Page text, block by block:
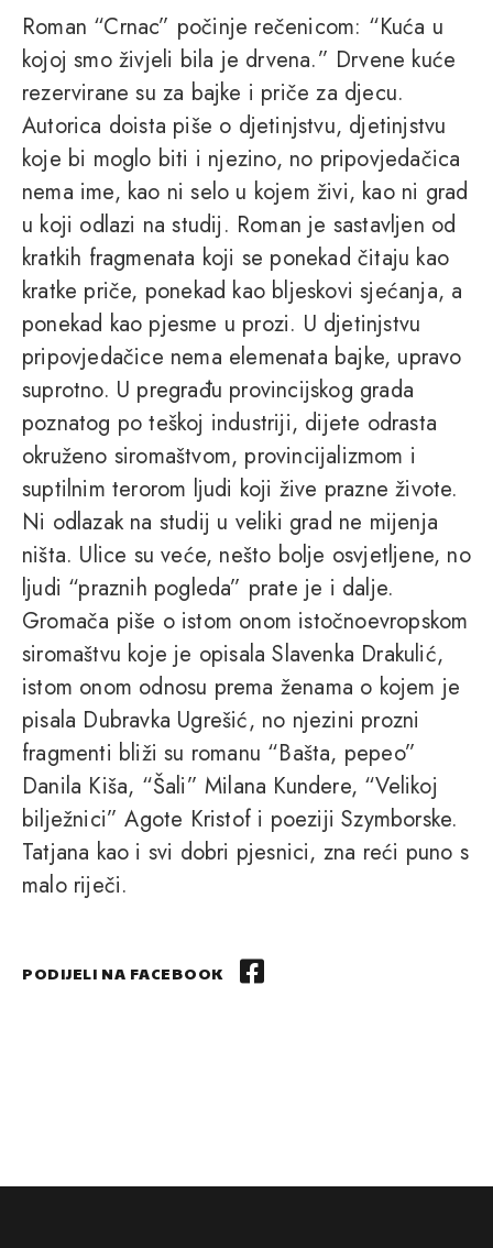
Roman “Crnac” počinje rečenicom: “Kuća u
kojoj smo živjeli bila je drvena.” Drvene kuće
rezervirane su za bajke i priče za djecu.
Autorica doista piše o djetinjstvu, djetinjstvu
koje bi moglo biti i njezino, no pripovjedačica
nema ime, kao ni selo u kojem živi, kao ni grad
u koji odlazi na studij. Roman je sastavljen od
kratkih fragmenata koji se ponekad čitaju kao
kratke priče, ponekad kao bljeskovi sjećanja, a
ponekad kao pjesme u prozi. U djetinjstvu
pripovjedačice nema elemenata bajke, upravo
suprotno. U pregrađu provincijskog grada
poznatog po teškoj industriji, dijete odrasta
okruženo siromaštvom, provincijalizmom i
suptilnim terorom ljudi koji žive prazne živote.
Ni odlazak na studij u veliki grad ne mijenja
ništa. Ulice su veće, nešto bolje osvjetljene, no
ljudi “praznih pogleda” prate je i dalje.
Gromača piše o istom onom istočnoevropskom
siromaštvu koje je opisala Slavenka Drakulić,
istom onom odnosu prema ženama o kojem je
pisala Dubravka Ugrešić, no njezini prozni
fragmenti bliži su romanu “Bašta, pepeo”
Danila Kiša, “Šali” Milana Kundere, “Velikoj
bilježnici” Agote Kristof i poeziji Szymborske.
Tatjana kao i svi dobri pjesnici, zna reći puno s
malo riječi.
PODIJELI NA FACEBOOK